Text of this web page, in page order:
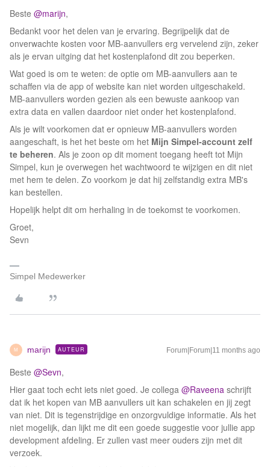
Beste ​ @marijn,
Bedankt voor het delen van je ervaring. Begrijpelijk dat de
onverwachte kosten voor MB-aanvullers erg vervelend zijn, zeker
als je ervan uitging dat het kostenplafond dit zou beperken.
Wat goed is om te weten: de optie om MB-aanvullers aan te
schaffen via de app of website kan niet worden uitgeschakeld.
MB-aanvullers worden gezien als een bewuste aankoop van
extra data en vallen daardoor niet onder het kostenplafond.
Als je wilt voorkomen dat er opnieuw MB-aanvullers worden
aangeschaft, is het het beste om het Mijn Simpel-account zelf
te beheren. Als je zoon op dit moment toegang heeft tot Mijn
Simpel, kun je overwegen het wachtwoord te wijzigen en dit niet
met hem te delen. Zo voorkom je dat hij zelfstandig extra MB's
kan bestellen.
Hopelijk helpt dit om herhaling in de toekomst te voorkomen.
Groet,
Sevn
Simpel Medewerker
M marijn AUTEUR Forum|Forum|11 months ago
Beste ​ @Sevn,
Hier gaat toch echt iets niet goed. Je collega ​ @Raveena schrijft
dat ik het kopen van MB aanvullers uit kan schakelen en jij zegt
van niet. Dit is tegenstrijdige en onzorgvuldige informatie. Als het
niet mogelijk, dan lijkt me dit een goede suggestie voor jullie app
development afdeling. Er zullen vast meer ouders zijn met dit
verzoek.